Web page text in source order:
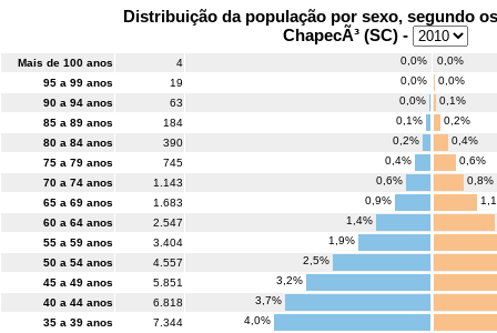
Distribuição da população por sexo, segundo
ChapecÃ³ (SC) -
Mais de 100 anos 4 0,0%
0,0%
95 a 99 anos
19 0,0%
0,0%
90 a 94 anos
63 0,0%
0,1%
85 a 89 anos
184 0,1%
0,2%
80 a 84 anos
390 0,2%
0,4%
75 a 79 anos
745 0,4%
0,6%
70 a 74 anos
1.143 0,6%
0,8%
65 a 69 anos
1.683 0,9%
60 a 64 anos
2.547
1,4%
55 a 59 anos
3.404
1,9%
50 a 54 anos
4.557
2,5%
45 a 49 anos
5.851
3,2%
40 a 44 anos
6.818
3,7%
35 a 39 anos
7.344
4,0%